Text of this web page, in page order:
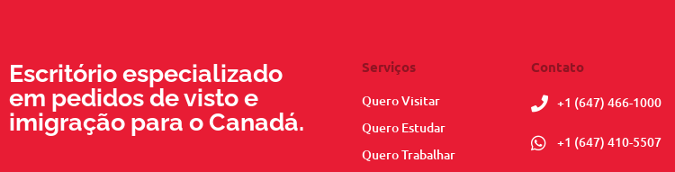
Escritório especializado
em pedidos de visto e
imigração para o Canadá.
Serviços
Quero Visitar
Quero Estudar
Quero Trabalhar
Contato
+1 (647) 466-1000
+1 (647) 410-5507